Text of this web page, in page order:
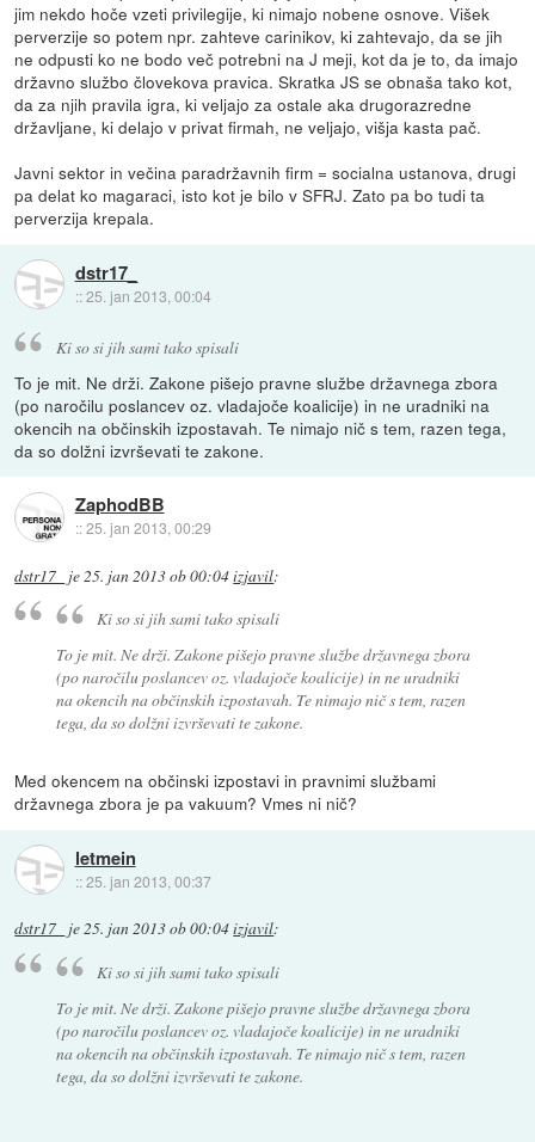
jim nekdo hoče vzeti privilegije, ki nimajo nobene osnove. Višek
perverzije so potem npr. zahteve carinikov, ki zahtevajo, da se jih
ne odpusti ko ne bodo več potrebni na J meji, kot da je to, da imajo
državno službo človekova pravica. Skratka JS se obnaša tako kot,
da za njih pravila igra, ki veljajo za ostale aka drugorazredne
državljane, ki delajo v privat firmah, ne veljajo, višja kasta pač.
Javni sektor in večina paradržavnih firm = socialna ustanova, drugi
pa delat ko magaraci, isto kot je bilo v SFRJ. Zato pa bo tudi ta
perverzija krepala.
dstr17_
::25. jan 2013, 00:04
Ki so si jih sami tako spisali
To je mit. Ne drži. Zakone pišejo pravne službe državnega zbora
(po naročilu poslancev oz. vladajoče koalicije) in ne uradniki na
okencih na občinskih izpostavah. Te nimajo nič s tem, razen tega,
da so dolžni izvrševati te zakone.
ZaphodBB
::25. jan 2013, 00:29
dstr17_ je25. jan 2013 ob 00:04izjavil:
Ki so si jih sami tako spisali
To je mit. Ne drži. Zakone pišejo pravne službe državnega zbora
(po naročilu poslancev oz. vladajoče koalicije) in ne uradniki
na okencih na občinskih izpostavah. Te nimajo nič s tem, razen
tega, da so dolžni izvrševati te zakone.
Med okencem na občinski izpostavi in pravnimi službami
državnega zbora je pa vakuum? Vmes ni nič?
letmein
::25. jan 2013, 00:37
dstr17_ je25. jan 2013 ob 00:04izjavil:
Ki so si jih sami tako spisali
To je mit. Ne drži. Zakone pišejo pravne službe državnega zbora
(po naročilu poslancev oz. vladajoče koalicije) in ne uradniki
na okencih na občinskih izpostavah. Te nimajo nič s tem, razen
tega, da so dolžni izvrševati te zakone.